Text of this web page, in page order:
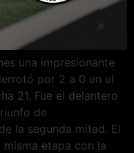
una impresionante
por 2 a 0 en el
21. Fue el delantero
de
la segunda mitad. El
etapa con la